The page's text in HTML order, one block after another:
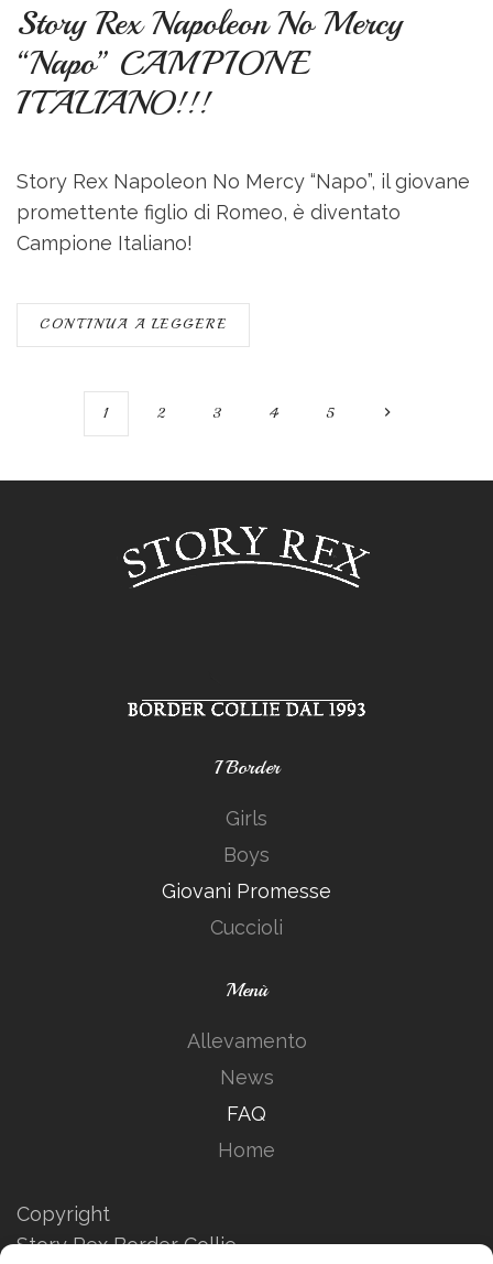
Story Rex Napoleon No Mercy
“Napo” CAMPIONE
ITALIANO!!!
Story Rex Napoleon No Mercy “Napo”, il giovane
promettente figlio di Romeo, è diventato
Campione Italiano!
CONTINUA A LEGGERE
1 2 3 4 5
I Border
Girls
Boys
Giovani Promesse
Cuccioli
Menù
Allevamento
News
FAQ
Home
Copyright
Story Rex Border Collie